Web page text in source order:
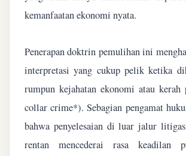
kemanfaatan ekonomi nyata.
Penerapan doktrin pemulihan ini
interpretasi yang cukup pelik ketika
rumpun kejahatan ekonomi atau
collar crime*). Sebagian pengamat
bahwa penyelesaian di luar jalur
rentan mencederai rasa keadilan